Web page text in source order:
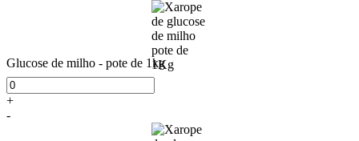
Glucose de milho - pote de 1kg
+
-